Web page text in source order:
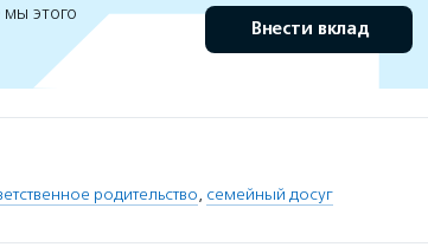
мы этого
Внести вклад
родительство, семейный досуг